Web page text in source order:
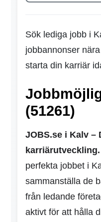
Sök lediga jobb i
jobbannonser
starta din karriär
(51261)
JOBS.se i Kalv –
karriärutveckling.
perfekta jobbet i
sammanställa de
från ledande
aktivt för att hålla